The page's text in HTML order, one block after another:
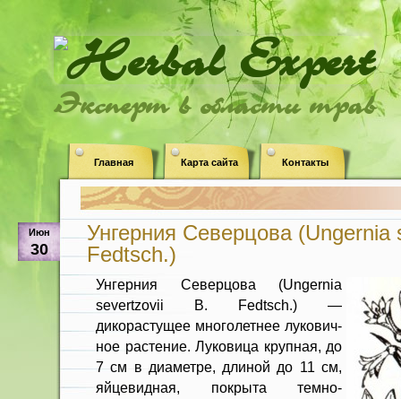
Эксперт в области трав
Главная Карта сайта Контакты
Июн
30
Унгерния Северцова (Ungernia
Fedtsch.)
Унгерния Северцова (Ungernia
severtzovii B. Fedtsch.) —
дикорастущее многолетнее лукович­
ное растение. Луковица крупная, до
7 см в диаметре, длиной до 11 см,
яйцевидная, покрыта темно-